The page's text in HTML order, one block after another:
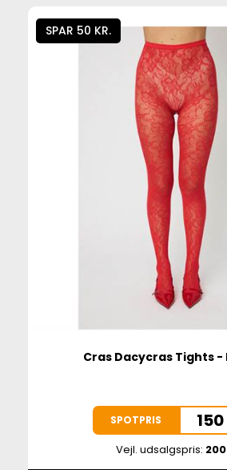
SPAR 50 KR.
Cras Dacycras Tights -
SPOTPRIS 150
Vejl. udsalgspris: